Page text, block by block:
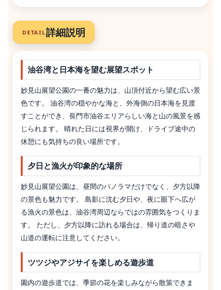
DETAIL詳細説明
油谷湾と日本海を望む展望スポット
妙見山展望公園の一番の魅力は、山頂付近から望む広い景
色です。 油谷湾の穏やかな海と、外海側の日本海を見渡
すことができ、長門市油谷エリアらしい海と山の風景を感
じられます。 晴れた日には視界が開け、ドライブ途中の
休憩にも気持ちの良い場所です。
夕日と漁火が印象的な場所
妙見山展望公園は、昼間のパノラマだけでなく、夕方以降
の景色も魅力です。 島影に沈む夕日や、夜に眼下へ広が
る漁火の景色は、油谷湾周辺ならではの雰囲気をつくりま
す。 ただし、夕方以降に訪れる場合は、帰り道の暗さや
山道の運転に注意してください。
ツツジやアジサイを楽しめる遊歩道
園内の遊歩道では、季節の花を楽しみながら散策できま